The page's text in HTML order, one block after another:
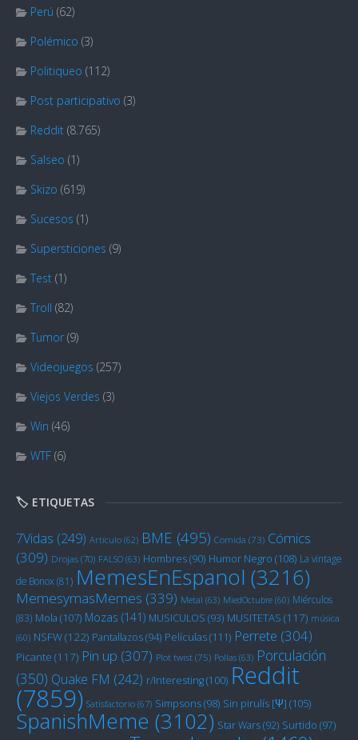
Perú (62)
Polémico (3)
Politiqueo (112)
Post participativo (3)
Reddit (8.765)
Salseo (1)
Skizo (619)
Sucesos (1)
Supersticiones (9)
Test (1)
Troll (82)
Tumor (9)
Videojuegos (257)
Viejos Verdes (3)
Win (46)
WTF (6)
🏷️ ETIQUETAS
7Vidas (249) Artículo (62) BME (495) Comida (73) Cómics
(309) Drojas (70) FALSO (63) Hombres(90) Humor Negro (108) La vintage
de Bonox(81) MemesEnEspanol (3216)
MemesymasMemes (339) Metal (63) MiedOctubre (60) Miérculos
(83) Mola (107) Mozas (141) MUSICULOS (93) MUSITETAS (117) música
(60) NSFW(122) Pantallazos(94) Películas(111) Perrete (304)
Picante (117) Pin up (307) Plot twist (75) Pollas (63) Porculación
(350) Quake FM (242) r/Interesting(100) Reddit
(7859) Satisfactorio (67) Simpsons(98) Sin pirulís [Ψ] (105)
SpanishMeme (3102) Star Wars(92) Surtido (97)